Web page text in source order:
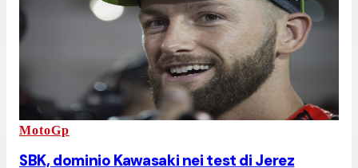
MotoGp
SBK, dominio Kawasaki nei test di Jerez